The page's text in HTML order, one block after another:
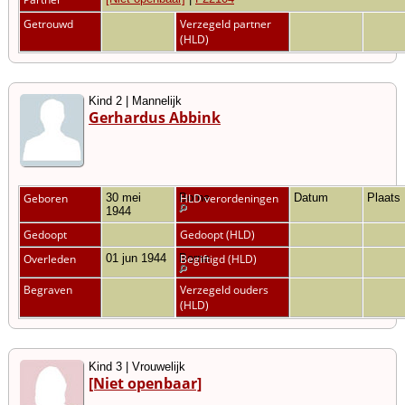
Getrouwd
Verzegeld partner
(HLD)
Kind 2 | Mannelijk
Gerhardus Abbink
Geboren
30 mei
1944
Borne
HLD verordeningen Datum Plaats
Gedoopt
Gedoopt (HLD)
Overleden
01 jun 1944 Borne
Begiftigd (HLD)
Begraven
Verzegeld ouders
(HLD)
Kind 3 | Vrouwelijk
[Niet openbaar]